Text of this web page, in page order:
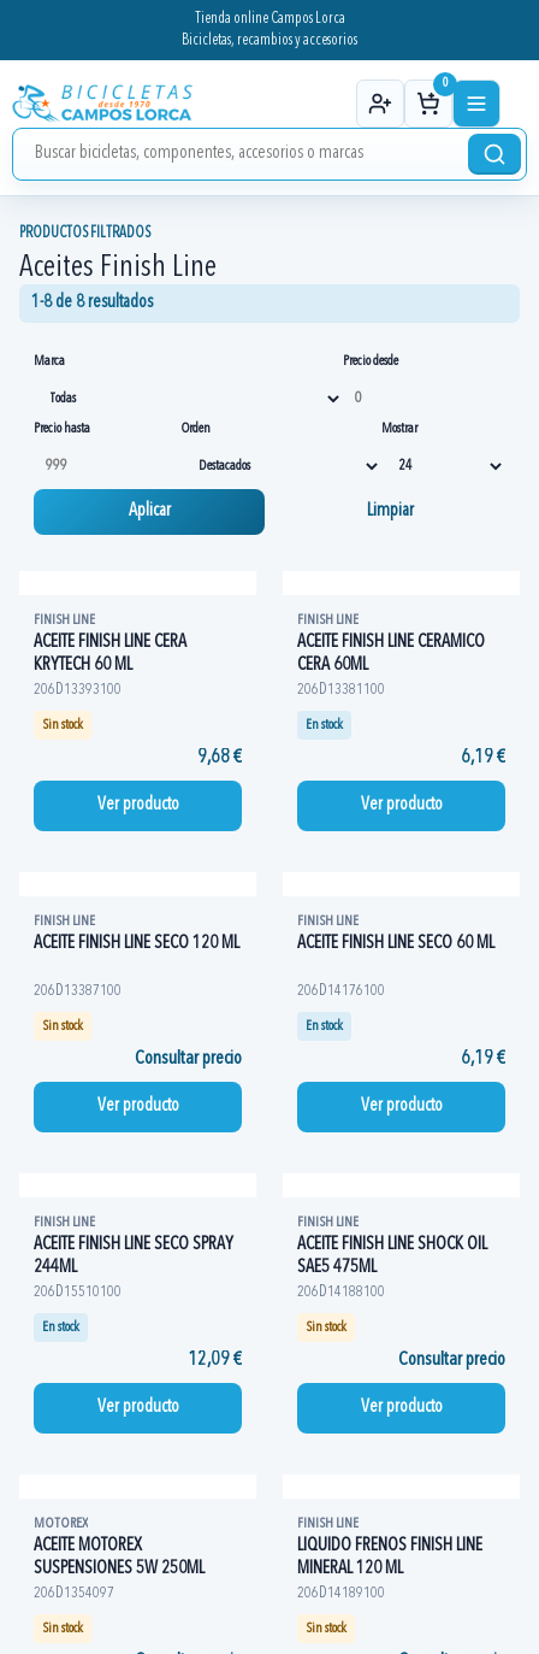
Tienda online Campos Lorca
Bicicletas, recambios y accesorios
0
PRODUCTOS FILTRADOS
Aceites Finish Line
1-8 de 8 resultados
Marca Precio desde
Precio hasta Orden Mostrar
Aplicar Limpiar
FINISH LINE
ACEITE FINISH LINE CERA
KRYTECH 60 ML
206D13393100
Sin stock
9,68 €
Ver producto
FINISH LINE
ACEITE FINISH LINE CERAMICO
CERA 60ML
206D13381100
En stock
6,19 €
Ver producto
FINISH LINE
ACEITE FINISH LINE SECO 120 ML
206D13387100
Sin stock
Consultar precio
Ver producto
FINISH LINE
ACEITE FINISH LINE SECO 60 ML
206D14176100
En stock
6,19 €
Ver producto
FINISH LINE
ACEITE FINISH LINE SECO SPRAY
244ML
206D15510100
En stock
12,09 €
Ver producto
FINISH LINE
ACEITE FINISH LINE SHOCK OIL
SAE5 475ML
206D14188100
Sin stock
Consultar precio
Ver producto
MOTOREX
ACEITE MOTOREX
SUSPENSIONES 5W 250ML
206D1354097
Sin stock
FINISH LINE
LIQUIDO FRENOS FINISH LINE
MINERAL 120 ML
206D14189100
Sin stock